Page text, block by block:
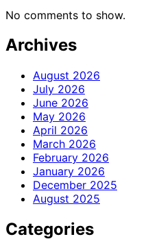
No comments to show.
Archives
August 2026
July 2026
June 2026
May 2026
April 2026
March 2026
February 2026
January 2026
December 2025
August 2025
Categories